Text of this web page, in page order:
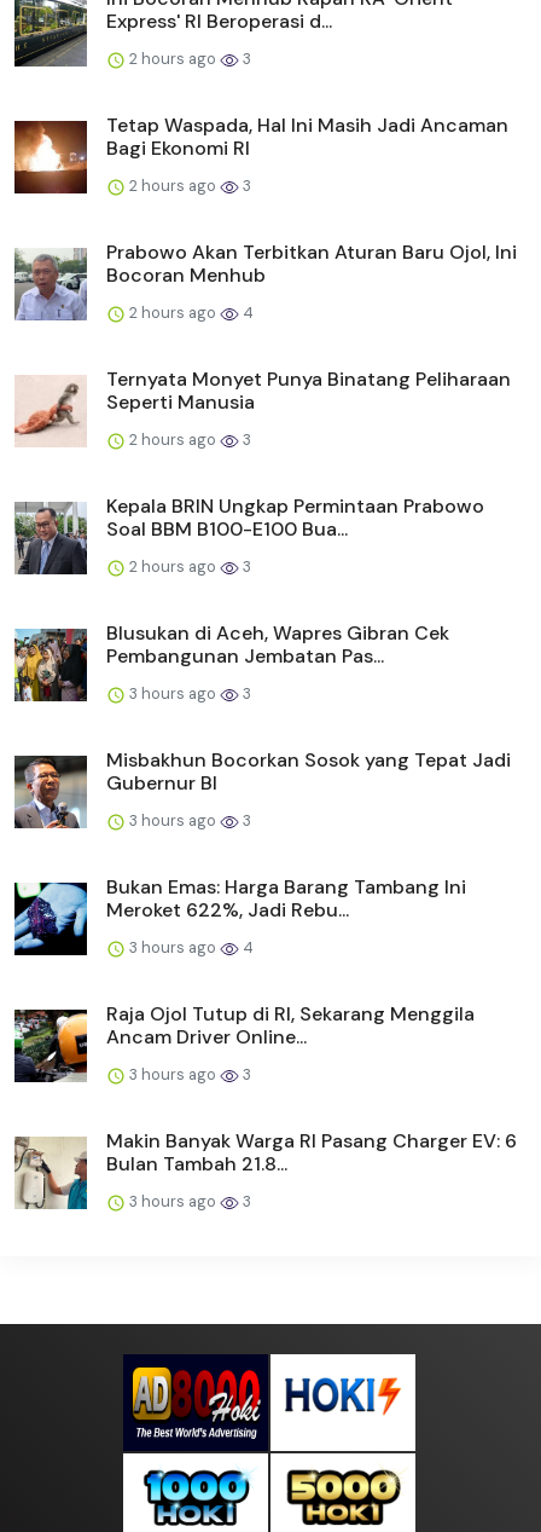
Express' RI Beroperasi d...
2 hours ago 3
Tetap Waspada, Hal Ini Masih Jadi Ancaman
Bagi Ekonomi RI
2 hours ago 3
Prabowo Akan Terbitkan Aturan Baru Ojol, Ini
Bocoran Menhub
2 hours ago 4
Ternyata Monyet Punya Binatang Peliharaan
Seperti Manusia
2 hours ago 3
Kepala BRIN Ungkap Permintaan Prabowo
Soal BBM B100-E100 Bua...
2 hours ago 3
Blusukan di Aceh, Wapres Gibran Cek
Pembangunan Jembatan Pas...
3 hours ago 3
Misbakhun Bocorkan Sosok yang Tepat Jadi
Gubernur BI
3 hours ago 3
Bukan Emas: Harga Barang Tambang Ini
Meroket 622%, Jadi Rebu...
3 hours ago 4
Raja Ojol Tutup di RI, Sekarang Menggila
Ancam Driver Online...
3 hours ago 3
Makin Banyak Warga RI Pasang Charger EV: 6
Bulan Tambah 21.8...
3 hours ago 3